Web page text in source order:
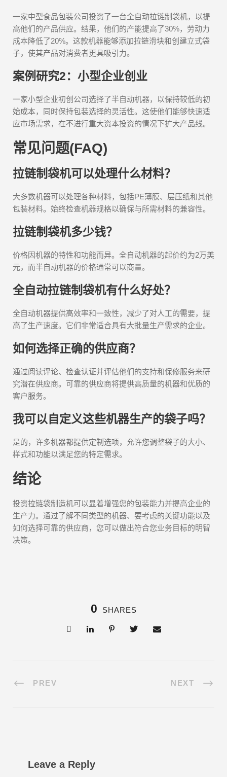
一家中型食品包装公司投资了一台全自动拉链制袋机，以提
高他们的产品供应。结果，他们的产能提高了30%，劳动力
成本降低了20%。这款机器能够添加拉链滑块和创建立式袋
子，使其产品对消费者更具吸引力。
案例研究2：小型企业创业
一家小型企业初创公司选择了半自动机器，以保持较低的初
始成本，同时保持包装选择的灵活性。这使他们能够快速适
应市场需求，在不进行重大资本投资的情况下扩大产品线。
常见问题(FAQ)
拉链制袋机可以处理什么材料？
大多数机器可以处理各种材料，包括PE薄膜、层压纸和其他
包装材料。始终检查机器规格以确保与所需材料的兼容性。
拉链制袋机多少钱？
价格因机器的特性和功能而异。全自动机器的起价约为2万美
元，而半自动机器的价格通常可以商量。
全自动拉链制袋机有什么好处？
全自动机器提供高效率和一致性，减少了对人工的需要，提
高了生产速度。它们非常适合具有大批量生产需求的企业。
如何选择正确的供应商？
通过阅读评论、检查认证并评估他们的支持和保修服务来研
究潜在供应商。可靠的供应商将提供高质量的机器和优质的
客户服务。
我可以自定义这些机器生产的袋子吗？
是的，许多机器都提供定制选项，允许您调整袋子的大小、
样式和功能以满足您的特定需求。
结论
投资拉链袋制造机可以显着增强您的包装能力并提高企业的
生产力。通过了解不同类型的机器、要考虑的关键功能以及
如何选择可靠的供应商，您可以做出符合您业务目标的明智
决策。
0 SHARES
PREV NEXT
Leave a Reply